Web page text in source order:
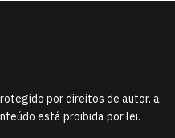
por direitos de autor. a
está proibida por lei.